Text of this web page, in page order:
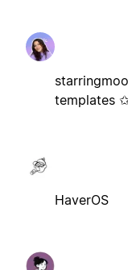
templates
HaverOS